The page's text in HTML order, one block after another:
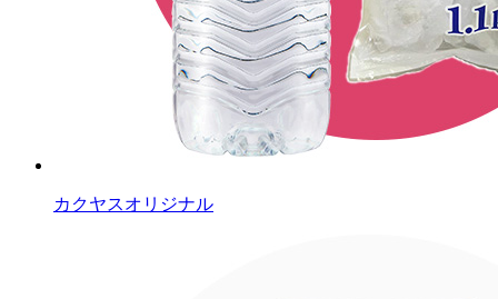
カクヤスオリジナル